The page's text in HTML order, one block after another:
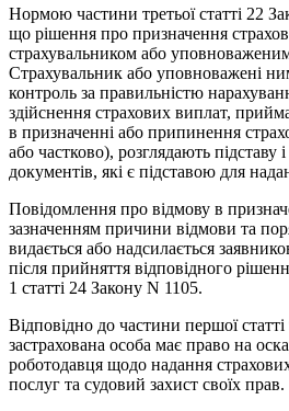
Нормою частини третьої статті 22
що рішення про призначення
страхувальником або
Страхувальник або уповноважені
контроль за правильністю
здійснення страхових виплат,
в призначенні або припинення
або частково), розглядають підставу
документів, які є підставою для
Повідомлення про відмову в
зазначенням причини відмови та
видається або надсилається
після прийняття відповідного
1 статті 24 Закону N 1105.
Відповідно до частини першої
застрахована особа має право на
роботодавця щодо надання
послуг та судовий захист своїх прав.